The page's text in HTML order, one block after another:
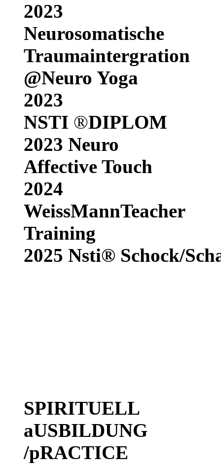
2023
Neurosomatische
Traumaintergration
@Neuro Yoga
2023
NSTI ®DIPLOM
2023 Neuro
Affective Touch
2024
WeissMannTeacher
Training
2025 Nsti® Schock/
SPIRITUELL
aUSBILDUNG
/pRACTICE